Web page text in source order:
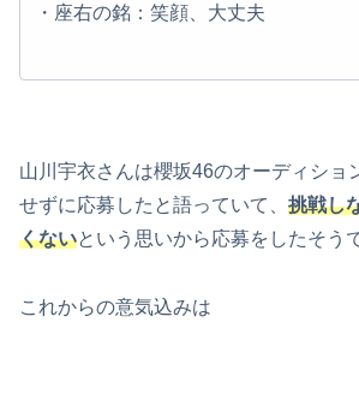
・座右の銘：笑顔、大丈夫
山川宇衣さんは櫻坂46のオーディショ
せずに応募したと語っていて、 挑戦し
くないという思いから応募をしたそう
これからの意気込みは